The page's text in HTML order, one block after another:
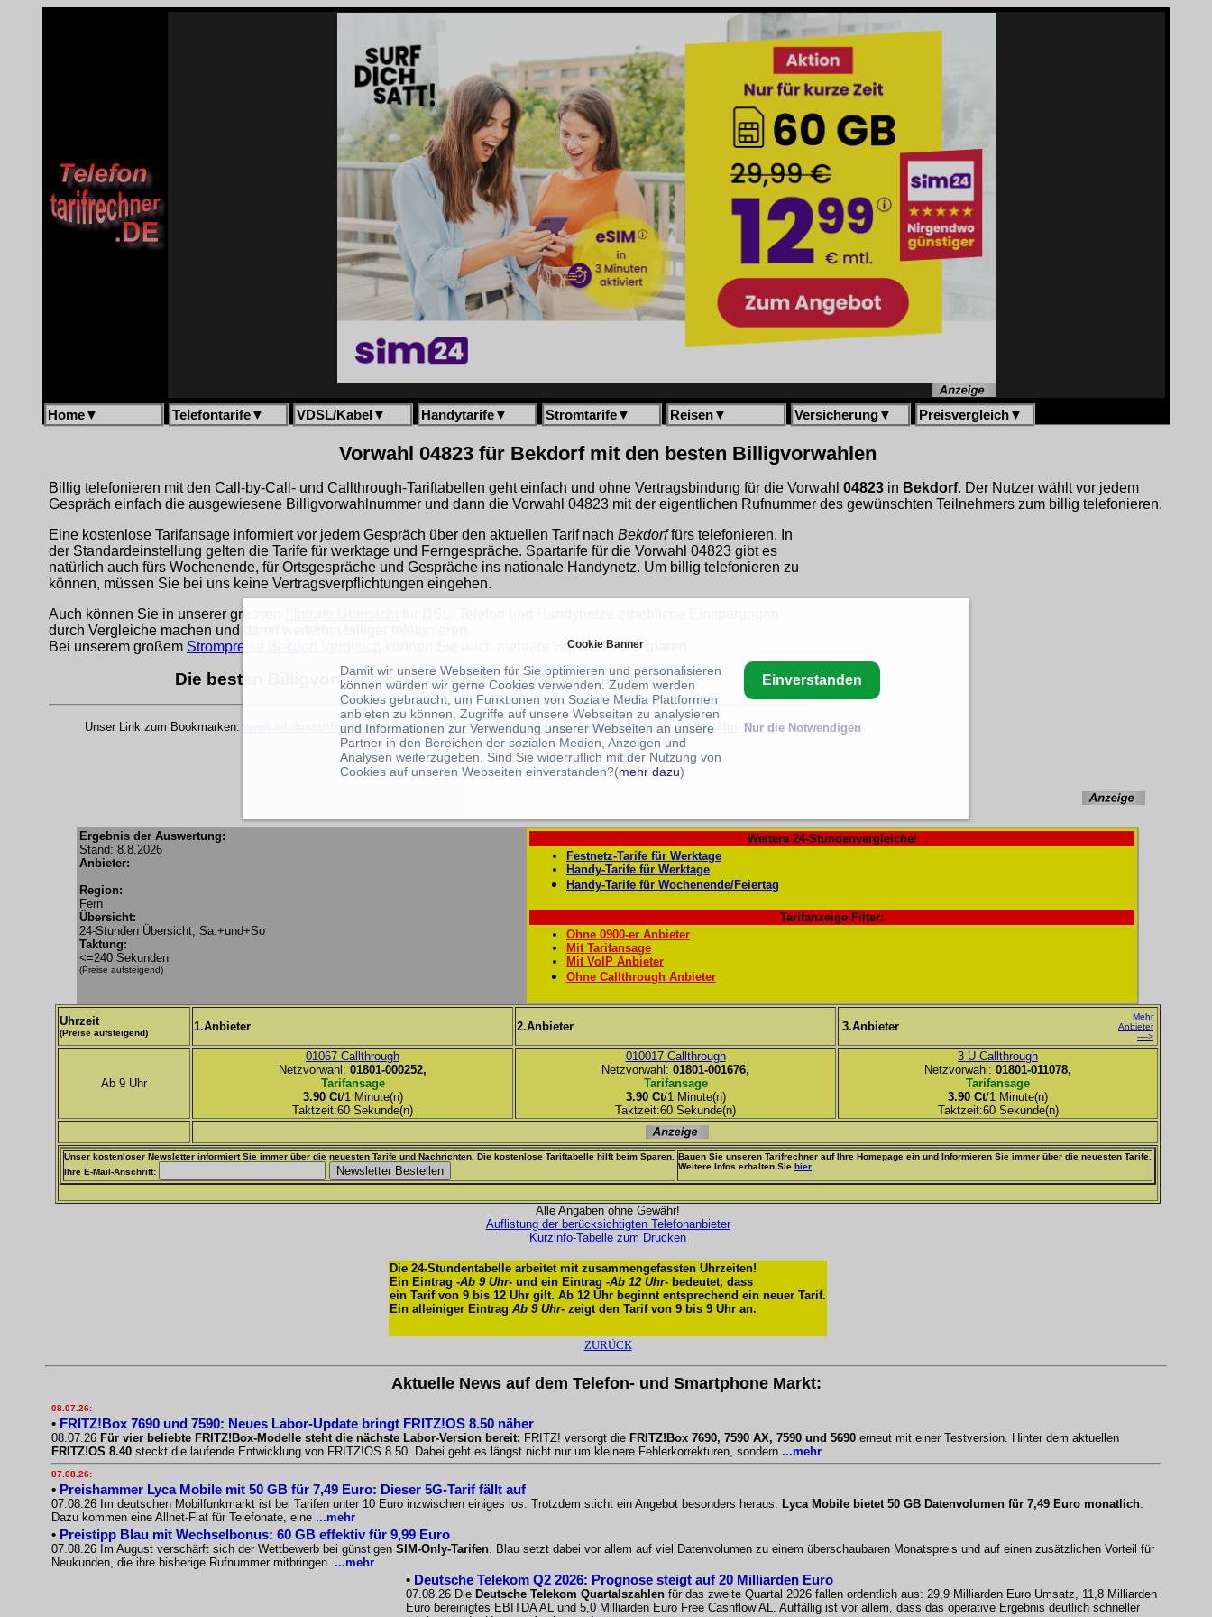
Home▼ Telefontarife▼ VDSL/Kabel ▼ Handytarife▼ Stromtarife▼ Reisen▼ Versicherung▼ Preisvergleich▼
Vorwahl 04823 für Bekdorf mit den besten Billigvorwahlen
Billig telefonieren mit den Call-by-Call- und Callthrough-Tariftabellen geht einfach und ohne Vertragsbindung für die Vorwahl 04823 in Bekdorf. Der Nutzer wählt vor jedem
Gespräch einfach die ausgewiesene Billigvorwahlnummer und dann die Vorwahl 04823 mit der eigentlichen Rufnummer des gewünschten Teilnehmers zum billig telefonieren.
Eine kostenlose Tarifansage informiert vor jedem Gespräch über den aktuellen Tarif nach Bekdorffürs telefonieren. In
der Standardeinstellung gelten die Tarife für werktage und Ferngespräche. Spartarife für die Vorwahl 04823 gibt es
natürlich auch fürs Wochenende, für Ortsgespräche und Gespräche ins nationale Handynetz. Um billig telefonieren zu
können, müssen Sie bei uns keine Vertragsverpflichtungen eingehen.
Auch können Sie in unserer grossen
durch Vergleiche machen und damit weiterhin billiger telefonieren.
Bei unserem großem Strompreise Bekdorf Vergleich können Sie auch mehrere Hundert Euro sparen
Die besten Billigvorwahlen für Bekdorf mit der Vorwahl 04823:
Unser Link zum Bookmarken: www.telefontarifrechner.de/telefontarife/Calltrough-24 Stunden-Tabelle-Sa.+und+So-1Min-3Rang
Ergebnis der Auswertung:
Stand: 8.8.2026
Anbieter:
Region:
Fern
Übersicht:
24-Stunden Übersicht, Sa.+und+So
Taktung:
<=240 Sekunden
(Preise aufsteigend)
Weitere 24-Stundenvergleiche!
Festnetz-Tarife für Werktage
Handy-Tarife für Werktage
Handy-Tarife für Wochenende/Feiertag
Tarifanzeige Filter:
Ohne 0900-er Anbieter
Mit Tarifansage
Mit VoIP Anbieter
Ohne Callthrough Anbieter
Uhrzeit
(Preise aufsteigend) 1.Anbieter 2.Anbieter 3.Anbieter
Mehr
Anbieter
---->
Ab 9 Uhr
01067 Callthrough
Netzvorwahl: 01801-000252,
Tarifansage
3.90 Ct/1 Minute(n)
Taktzeit:60 Sekunde(n)
010017 Callthrough
Netzvorwahl: 01801-001676,
Tarifansage
3.90 Ct/1 Minute(n)
Taktzeit:60 Sekunde(n)
3 U Callthrough
Netzvorwahl: 01801-011078,
Tarifansage
3.90 Ct/1 Minute(n)
Taktzeit:60 Sekunde(n)
Unser kostenloser Newsletter informiert Sie immer über die neuesten Tarife und Nachrichten. Die kostenlose Tariftabelle hilft beim Sparen.
Ihre E-Mail-Anschrift:
Bauen Sie unseren Tarifrechner auf Ihre Homepage ein und Informieren Sie immer über die neuesten Tarife.
Weitere Infos erhalten Sie hier
Alle Angaben ohne Gewähr!
Auflistung der berücksichtigten Telefonanbieter
Kurzinfo-Tabelle zum Drucken
Die 24-Stundentabelle arbeitet mit zusammengefassten Uhrzeiten!
Ein Eintrag -Ab 9 Uhr- und ein Eintrag -Ab 12 Uhr- bedeutet, dass
ein Tarif von 9 bis 12 Uhr gilt. Ab 12 Uhr beginnt entsprechend ein neuer Tarif.
Ein alleiniger Eintrag Ab 9 Uhr- zeigt den Tarif von 9 bis 9 Uhr an.
ZURÜCK
Aktuelle News auf dem Telefon- und Smartphone Markt:
08.07.26:
• FRITZ!Box 7690 und 7590: Neues Labor-Update bringt FRITZ!OS 8.50 näher
08.07.26 Für vier beliebte FRITZ!Box-Modelle steht die nächste Labor-Version bereit: FRITZ! versorgt die FRITZ!Box 7690, 7590 AX, 7590 und 5690 erneut mit einer Testversion. Hinter dem aktuellen
FRITZ!OS 8.40 steckt die laufende Entwicklung von FRITZ!OS 8.50. Dabei geht es längst nicht nur um kleinere Fehlerkorrekturen, sondern ...mehr
07.08.26:
• Preishammer Lyca Mobile mit 50 GB für 7,49 Euro: Dieser 5G-Tarif fällt auf
07.08.26 Im deutschen Mobilfunkmarkt ist bei Tarifen unter 10 Euro inzwischen einiges los. Trotzdem sticht ein Angebot besonders heraus: Lyca Mobile bietet 50 GB Datenvolumen für 7,49 Euro monatlich.
Dazu kommen eine Allnet-Flat für Telefonate, eine ...mehr
• Preistipp Blau mit Wechselbonus: 60 GB effektiv für 9,99 Euro
07.08.26 Im August verschärft sich der Wettbewerb bei günstigen SIM-Only-Tarifen. Blau setzt dabei vor allem auf viel Datenvolumen zu einem überschaubaren Monatspreis und auf einen zusätzlichen Vorteil für
Neukunden, die ihre bisherige Rufnummer mitbringen. ...mehr
• Deutsche Telekom Q2 2026: Prognose steigt auf 20 Milliarden Euro
07.08.26 Die Deutsche Telekom Quartalszahlen für das zweite Quartal 2026 fallen ordentlich aus: 29,9 Milliarden Euro Umsatz, 11,8 Milliarden
Euro bereinigtes EBITDA AL und 5,0 Milliarden Euro Free Cashflow AL. Auffällig ist vor allem, dass das operative Ergebnis deutlich schneller
Cookie Banner
Damit wir unsere Webseiten für Sie optimieren und personalisieren
können würden wir gerne Cookies verwenden. Zudem werden
Cookies gebraucht, um Funktionen von Soziale Media Plattformen
anbieten zu können, Zugriffe auf unsere Webseiten zu analysieren
und Informationen zur Verwendung unserer Webseiten an unsere
Partner in den Bereichen der sozialen Medien, Anzeigen und
Analysen weiterzugeben. Sind Sie widerruflich mit der Nutzung von
Cookies auf unseren Webseiten einverstanden?(mehr dazu)
Einverstanden
Nur die Notwendigen